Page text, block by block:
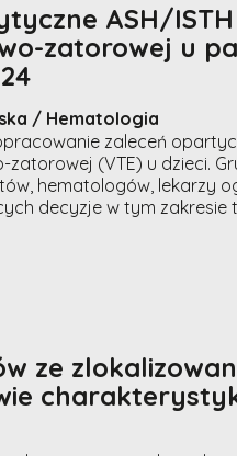
ASH/
zatorowej u
/ Hematologia
zaleceń
(VTE) u dzieci.
hematologów, lekarzy
decyzje w tym zakresie
ze